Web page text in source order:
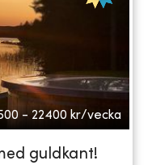
- 22400 kr/vecka
guldkant!